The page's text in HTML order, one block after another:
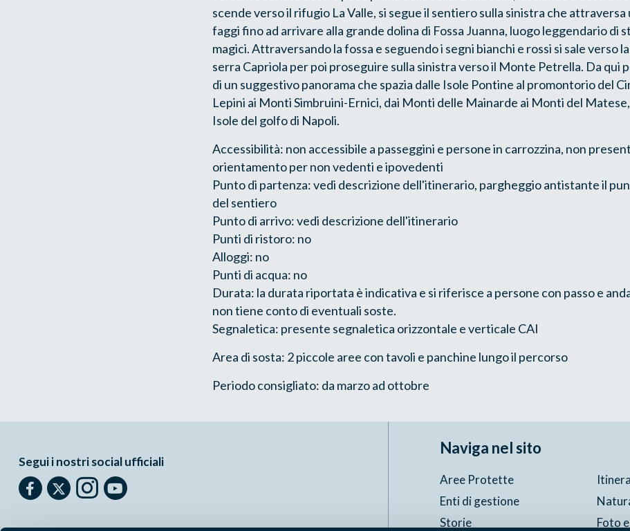
scende verso il rifugio La Valle, si segue il sentiero sulla sinistra che attraversa
faggi fino ad arrivare alla grande dolina di Fossa Juanna, luogo leggendario di
magici. Attraversando la fossa e seguendo i segni bianchi e rossi si sale verso
serra Capriola per poi proseguire sulla sinistra verso il Monte Petrella. Da qui
di un suggestivo panorama che spazia dalle Isole Pontine al promontorio del
Lepini ai Monti Simbruini-Ernici, dai Monti delle Mainarde ai Monti del
Isole del golfo di Napoli.
Accessibilità: non accessibile a passeggini e persone in carrozzina, non
orientamento per non vedenti e ipovedenti
Punto di partenza: vedi descrizione dell'itinerario, pargheggio antistante il
del sentiero
Punto di arrivo: vedi descrizione dell'itinerario
Punti di ristoro: no
Alloggi: no
Punti di acqua: no
Durata: la durata riportata è indicativa e si riferisce a persone con passo e
non tiene conto di eventuali soste.
Segnaletica: presente segnaletica orizzontale e verticale CAI
Area di sosta: 2 piccole aree con tavoli e panchine lungo il percorso
Periodo consigliato: da marzo ad ottobre
Segui i nostri social ufficiali
Naviga nel sito
Aree Protette
Enti di gestione
Storie
Foto